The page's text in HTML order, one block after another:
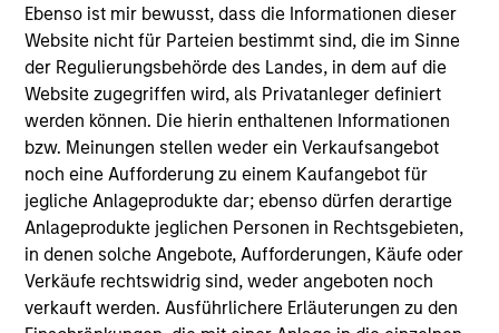
Ebenso ist mir bewusst, dass die Informationen dieser
Website nicht für Parteien bestimmt sind, die im Sinne
der Regulierungsbehörde des Landes, in dem auf die
Website zugegriffen wird, als Privatanleger definiert
werden können. Die hierin enthaltenen Informationen
bzw. Meinungen stellen weder ein Verkaufsangebot
noch eine Aufforderung zu einem Kaufangebot für
jegliche Anlageprodukte dar; ebenso dürfen derartige
Anlageprodukte jeglichen Personen in Rechtsgebieten,
in denen solche Angebote, Aufforderungen, Käufe oder
Verkäufe rechtswidrig sind, weder angeboten noch
verkauft werden. Ausführlichere Erläuterungen zu den
QUARTERLY
Private Markets Perspectives Q4
Webinar
In this quarter’s webinar, our investment